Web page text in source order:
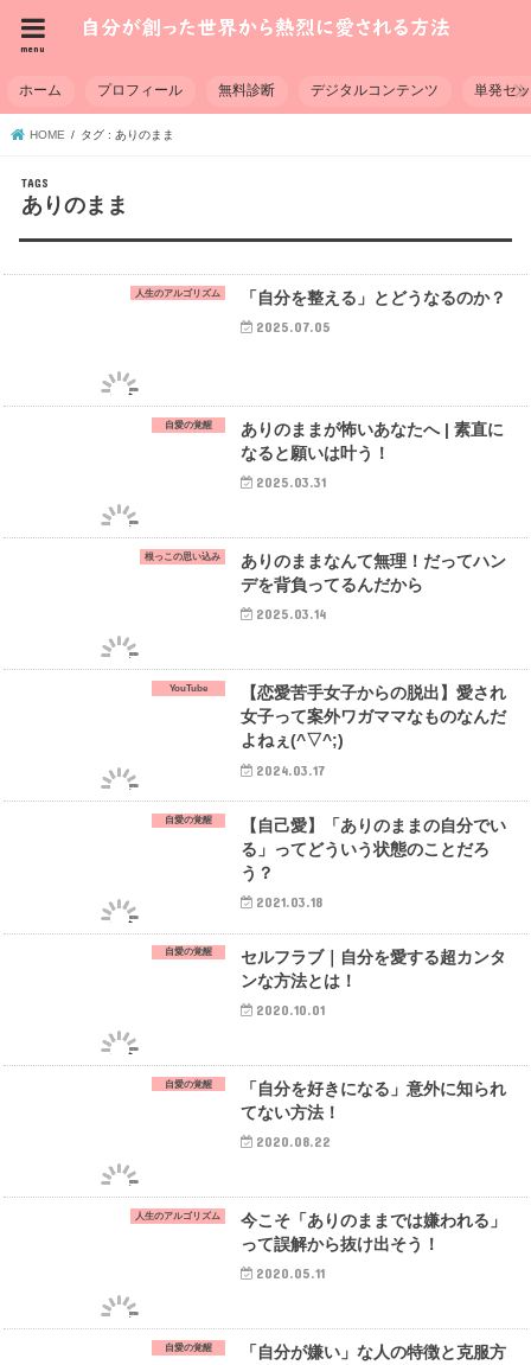
menu
ホーム プロフィール 無料診断 デジタルコンテンツ 単発セ
HOME タグ : ありのまま
ありのまま
人生のアルゴリズム 「自分を整える」とどうなるのか？
2025.07.05
自愛の覚醒
ありのままが怖いあなたへ | 素直に
なると願いは叶う！
2025.03.31
根っこの思い込み
ありのままなんて無理！だってハン
デを背負ってるんだから
2025.03.14
YouTube
【恋愛苦手女子からの脱出】愛され
女子って案外ワガママなものなんだ
よねぇ(^▽^;)
2024.03.17
自愛の覚醒
【自己愛】「ありのままの自分でい
る」ってどういう状態のことだろ
う？
2021.03.18
自愛の覚醒
セルフラブ｜自分を愛する超カンタ
ンな方法とは！
2020.10.01
自愛の覚醒
「自分を好きになる」意外に知られ
てない方法！
2020.08.22
人生のアルゴリズム
今こそ「ありのままでは嫌われる」
って誤解から抜け出そう！
2020.05.11
自愛の覚醒
「自分が嫌い」な人の特徴と克服方